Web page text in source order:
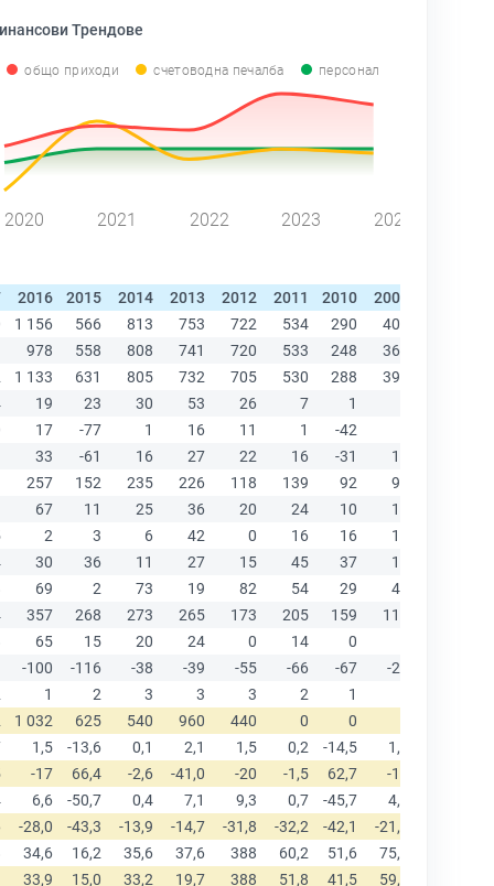
Трендове
общо приходи счетоводна печалба персонал
2020 2021 2022 2023 2024
2016 2015 2014 2013 2012 2011 2010 2009